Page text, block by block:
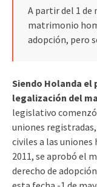
A partir del 1 de
matrimonio
adopción, pero
Siendo Holanda el
legalización del
legislativo
uniones
civiles a las uniones
2011, se aprobó el
derecho de